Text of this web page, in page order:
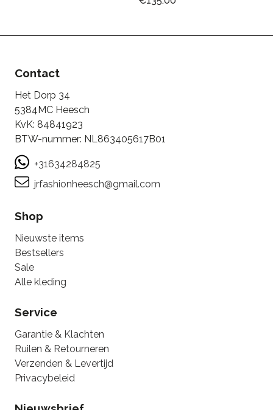
Contact
Het Dorp 34
5384MC Heesch
KvK: 84841923
BTW-nummer: NL863405617B01
+31634284825
jrfashionheesch@gmail.com
Shop
Nieuwste items
Bestsellers
Sale
Alle kleding
Service
Garantie & Klachten
Ruilen & Retourneren
Verzenden & Levertijd
Privacybeleid